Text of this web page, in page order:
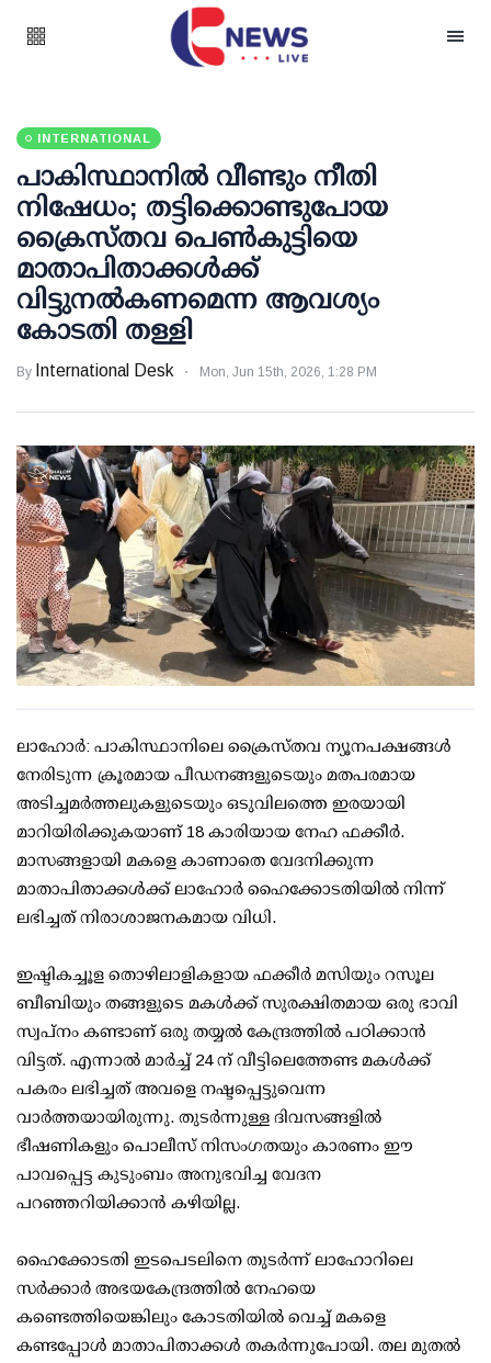
INTERNATIONAL
പാകിസ്ഥാനിൽ വീണ്ടും നീതി
നിഷേധം; തട്ടിക്കൊണ്ടുപോയ
ക്രൈസ്തവ പെൺകുട്ടിയെ
മാതാപിതാക്കൾക്ക്
വിട്ടുനൽകണമെന്ന ആവശ്യം
കോടതി തള്ളി
By International Desk Mon, Jun 15th, 2026, 1:28 PM
ലാഹോർ: പാകിസ്ഥാനിലെ ക്രൈസ്തവ ന്യൂനപക്ഷങ്ങൾ
നേരിടുന്ന ക്രൂരമായ പീഡനങ്ങളുടെയും മതപരമായ
അടിച്ചമർത്തലുകളുടെയും ഒടുവിലത്തെ ഇരയായി
മാറിയിരിക്കുകയാണ് 18 കാരിയായ നേഹ ഫക്കീർ.
മാസങ്ങളായി മകളെ കാണാതെ വേദനിക്കുന്ന
മാതാപിതാക്കൾക്ക് ലാഹോർ ഹൈക്കോടതിയിൽ നിന്ന്
ലഭിച്ചത് നിരാശാജനകമായ വിധി.
ഇഷ്ടികച്ചൂള തൊഴിലാളികളായ ഫക്കീർ മസിയും റസൂല
ബീബിയും തങ്ങളുടെ മകൾക്ക് സുരക്ഷിതമായ ഒരു ഭാവി
സ്വപ്നം കണ്ടാണ് ഒരു തയ്യൽ കേന്ദ്രത്തിൽ പഠിക്കാൻ
വിട്ടത്. എന്നാൽ മാർച്ച് 24 ന് വീട്ടിലെത്തേണ്ട മകൾക്ക്
പകരം ലഭിച്ചത് അവളെ നഷ്ടപ്പെട്ടുവെന്ന
വാർത്തയായിരുന്നു. തുടർന്നുള്ള ദിവസങ്ങളിൽ
ഭീഷണികളും പൊലീസ് നിസം​ഗതയും കാരണം ഈ
പാവപ്പെട്ട കുടുംബം അനുഭവിച്ച വേദന
പറഞ്ഞറിയിക്കാൻ കഴിയില്ല.
ഹൈക്കോടതി ഇടപെടലിനെ തുടർന്ന് ലാഹോറിലെ
സർക്കാർ അഭയകേന്ദ്രത്തിൽ നേഹയെ
കണ്ടെത്തിയെങ്കിലും കോടതിയിൽ വെച്ച് മകളെ
കണ്ടപ്പോൾ മാതാപിതാക്കൾ തകർന്നുപോയി. തല മുതൽ